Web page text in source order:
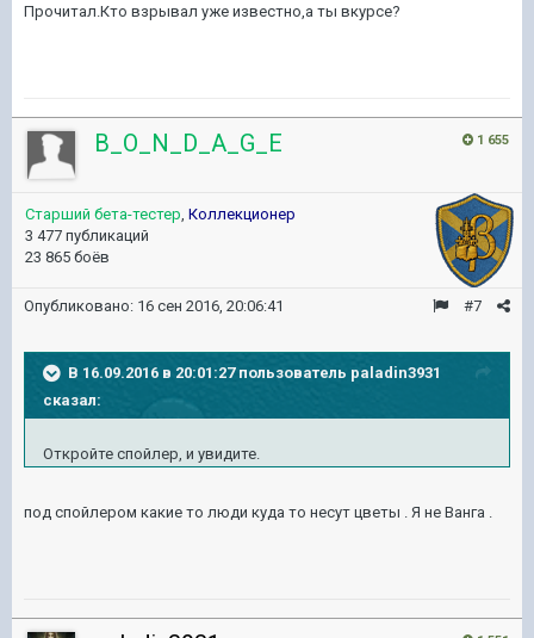
Прочитал.Кто взрывал уже известно,а ты вкурсе?
1 655
B_O_N_D_A_G_E
Старший бета-тестер Коллекционер
3 477 публикаций
23 865 боёв
#7
Опубликовано: 16 сен 2016, 20:06:41
В 16.09.2016 в 20:01:27 пользователь paladin3931
сказал:
Откройте спойлер, и увидите.
под спойлером какие то люди куда то несут цветы . Я не Ванга .